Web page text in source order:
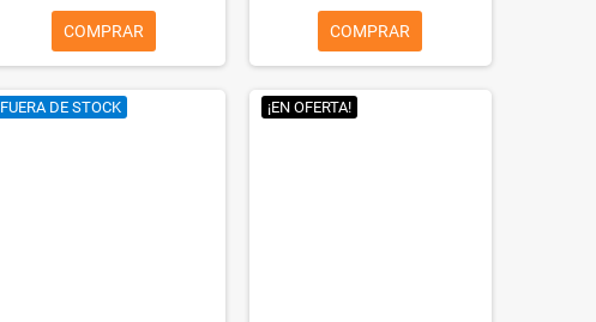
COMPRAR COMPRAR
FUERA DE STOCK ¡EN OFERTA!